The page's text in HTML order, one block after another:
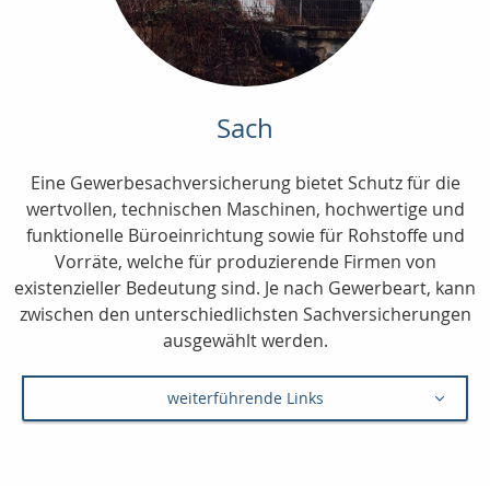
Sach
Eine Gewerbesachversicherung bietet Schutz für die
wertvollen, technischen Maschinen, hochwertige und
funktionelle Büroeinrichtung sowie für Rohstoffe und
Vorräte, welche für produzierende Firmen von
existenzieller Bedeutung sind. Je nach Gewerbeart, kann
zwischen den unterschiedlichsten Sachversicherungen
ausgewählt werden.
weiterführende Links